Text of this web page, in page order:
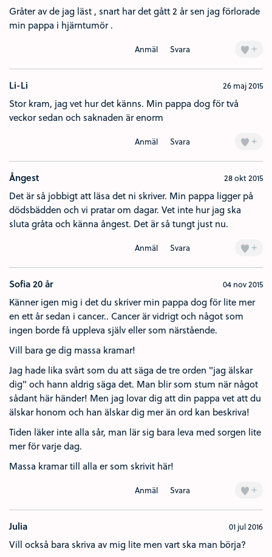
Gråter av de jag läst , snart har det gått 2 år sen jag förlorade
min pappa i hjärntumör .
Anmäl Svara +
Li-Li 26 maj 2015
Stor kram, jag vet hur det känns. Min pappa dog för två
veckor sedan och saknaden är enorm
Anmäl Svara +
Ångest 28 okt 2015
Det är så jobbigt att läsa det ni skriver. Min pappa ligger på
dödsbädden och vi pratar om dagar. Vet inte hur jag ska
sluta gråta och känna ångest. Det är så tungt just nu.
Anmäl Svara +
Sofia 20 år 04 nov 2015
Känner igen mig i det du skriver min pappa dog för lite mer
en ett år sedan i cancer.. Cancer är vidrigt och något som
ingen borde få uppleva själv eller som närstående.
Vill bara ge dig massa kramar!
Jag hade lika svårt som du att säga de tre orden "jag älskar
dig" och hann aldrig säga det. Man blir som stum när något
sådant här händer! Men jag lovar dig att din pappa vet att du
älskar honom och han älskar dig mer än ord kan beskriva!
Tiden läker inte alla sår, man lär sig bara leva med sorgen lite
mer för varje dag.
Massa kramar till alla er som skrivit här!
Anmäl Svara +
Julia 01 jul 2016
Vill också bara skriva av mig lite men vart ska man börja?